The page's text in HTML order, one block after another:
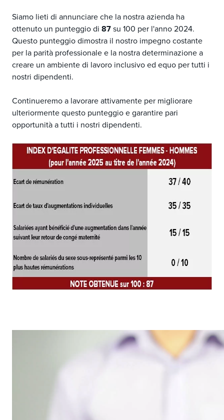
Siamo lieti di annunciare che la nostra azienda ha
ottenuto un punteggio di 87su 100 per l'anno 2024.
Questo punteggio dimostra il nostro impegno costante
per la parità professionale e la nostra determinazione a
creare un ambiente di lavoro inclusivo ed equo per tutti i
nostri dipendenti.
Continueremo a lavorare attivamente per migliorare
ulteriormente questo punteggio e garantire pari
opportunità a tutti i nostri dipendenti.